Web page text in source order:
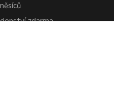
zdarma
s návody a testy baterií